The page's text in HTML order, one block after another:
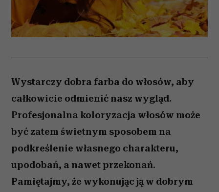
Wystarczy dobra farba do włosów, aby
całkowicie odmienić nasz wygląd.
Profesjonalna koloryzacja włosów może
być zatem świetnym sposobem na
podkreślenie własnego charakteru,
upodobań, a nawet przekonań.
Pamiętajmy, że wykonując ją w dobrym